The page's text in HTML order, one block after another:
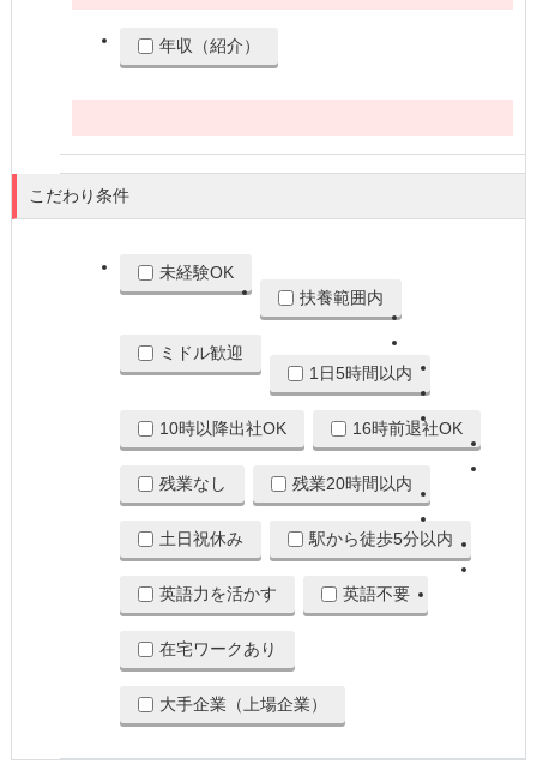
年収（紹介）
こだわり条件
未経験OK
扶養範囲内
ミドル歓迎
1日5時間以内
10時以降出社OK 16時前退社OK
残業なし 残業20時間以内
土日祝休み 駅から徒歩5分以内
英語力を活かす 英語不要
在宅ワークあり
大手企業（上場企業）